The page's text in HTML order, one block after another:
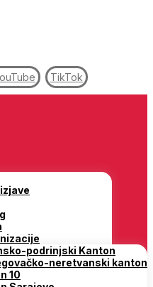
TikTok
podrinjski Kanton
neretvanski kanton
10